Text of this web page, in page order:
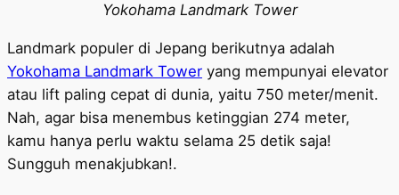
Yokohama Landmark Tower
Landmark populer di Jepang berikutnya adalah
Yokohama Landmark Tower yang mempunyai elevator
atau lift paling cepat di dunia, yaitu 750 meter/menit.
Nah, agar bisa menembus ketinggian 274 meter,
kamu hanya perlu waktu selama 25 detik saja!
Sungguh menakjubkan!.